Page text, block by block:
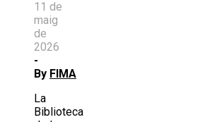
11 de
maig
de
2026
-
By FIMA
La
Biblioteca